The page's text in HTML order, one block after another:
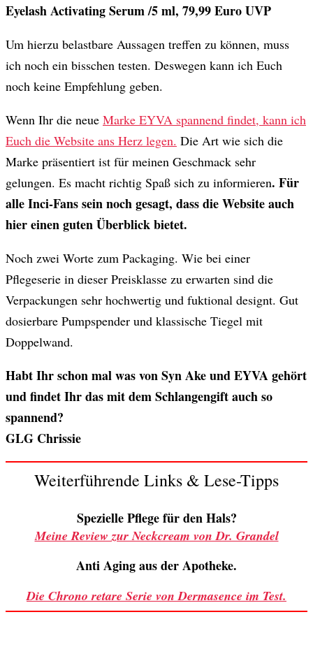
Eyelash Activating Serum /5 ml, 79,99 Euro UVP
Um hierzu belastbare Aussagen treffen zu können, muss
ich noch ein bisschen testen. Deswegen kann ich Euch
noch keine Empfehlung geben.
Wenn Ihr die neue Marke EYVA spannend findet, kann ich
Euch die Website ans Herz legen. Die Art wie sich die
Marke präsentiert ist für meinen Geschmack sehr
gelungen. Es macht richtig Spaß sich zu informieren. Für
alle Inci-Fans sein noch gesagt, dass die Website auch
hier einen guten Überblick bietet.
Noch zwei Worte zum Packaging. Wie bei einer
Pflegeserie in dieser Preisklasse zu erwarten sind die
Verpackungen sehr hochwertig und fuktional designt. Gut
dosierbare Pumpspender und klassische Tiegel mit
Doppelwand.
Habt Ihr schon mal was von Syn Ake und EYVA gehört
und findet Ihr das mit dem Schlangengift auch so
spannend?
GLG Chrissie
Weiterführende Links & Lese-Tipps
Spezielle Pflege für den Hals?
Meine Review zur Neckcream von Dr. Grandel
Anti Aging aus der Apotheke.
Die Chrono retare Serie von Dermasence im Test.